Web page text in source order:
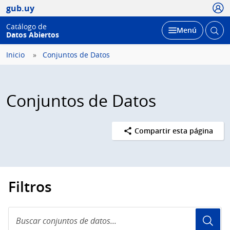
gub.uy
Catálogo de
Datos Abiertos
Desplegar
Menú Abrir
Inicio Conjuntos de Datos
Conjuntos de Datos
Compartir esta página
Filtros
conjuntos